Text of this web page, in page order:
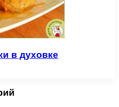
в духовке